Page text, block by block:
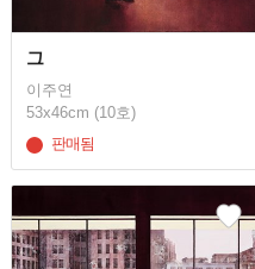
그
이주연
53x46cm (10호)
판매됨